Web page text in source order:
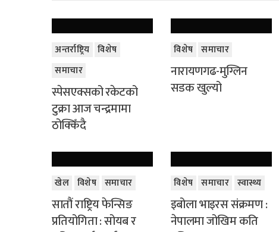
अन्तर्राष्ट्रिय विशेष
समाचार
स्पेसएक्सको रकेटको
टुक्रा आज चन्द्रमामा
ठोक्किँदै
विशेष समाचार
नारायणगढ-मुग्लिन
सडक खुल्यो
खेल विशेष समाचार
सातौं राष्ट्रिय फेन्सिङ
प्रतियोगिता : सोयब र
विशेष समाचार स्वास्थ्य
इबोला भाइरस संक्रमण :
नेपालमा जोखिम कति